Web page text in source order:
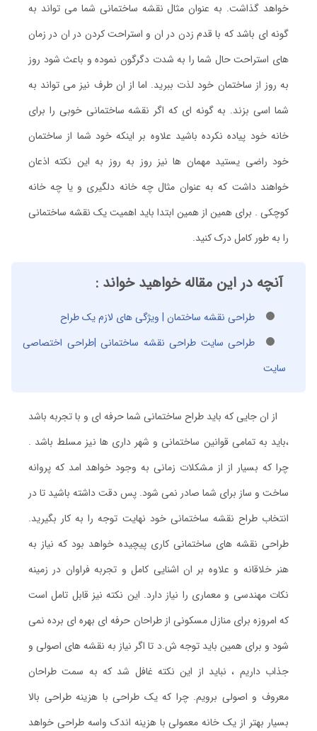
خواهد گذاشت. به عنوان مثال نقشه ساختمانی شما می تواند به
گونه ای باشد که با قدم زدن در ان و استراحت کردن در ان در زمان
های استراحت حال شما را به شدت دگرگون نموده و باعث شود روز
به روز از ساختمان خود لذت ببرید. اما از ان طرف نیز می تواند به
شما اسی بزند. به گونه ای که اگر نقشه ساختمانی خوبی را برای
خانه خود پیاده نکرده باشید علاوه بر اینکه خود شما از ساختمان
خود راضی یستید مهمان ها نیز روز به روز به این نکته اذعان
خواهند داشت که به عنوان مثال چه خانه دلگیری و یا چه خانه
کوچکی . برای همین از همین ابتدا باید اهمیت یک نقشه ساختمانی
را به طور کامل درک کنید.
آنچه در این مقاله خواهید خواند :
طراحی نقشه ساختمان | ویژگی های لازم یک طراح
طراحی سایت طراحی نقشه ساختمانی |طراحی اختصاصی
سایت
از ان جایی که باید طراح ساختمانی شما حرفه ای و با تجربه باشد
،باید به تمامی قوانین ساختمانی و شهر داری ها نیز مسلط باشد .
چرا که بسیار از از مشکلات زمانی به وجود خواهد امد که پروانه
ساخت و ساز برای شما صادر نمی شود. پس دقت داشته باشید تا در
انتخاب طراح نقشه ساختمانی خود نهایت توجه را به کار بگیرید.
طراحی نقشه های ساختمانی کاری پیچیده خواهد بود که نیاز به
هنر خلاقانه و علاوه بر ان اشنایی کامل و تجربه فراوان در زمینه
نکات مهندسی و معماری را نیاز دارد. این نکته نیز قابل تامل است
که امروزه برای منازل مسکونی از طراحان حرفه ای بهره ای برده نمی
شود و برای همین باید توجه ش.د تا اگر نیاز به نقشه های اصولی و
جذاب داریم ، نباید از این نکته غافل شد که به سمت طراحان
معروف و اصولی برویم. چرا که یک طراحی با هزینه طراحی بالا
بسیار بهتر از یک خانه معمولی با هزینه اندک واسه طراحی خواهد